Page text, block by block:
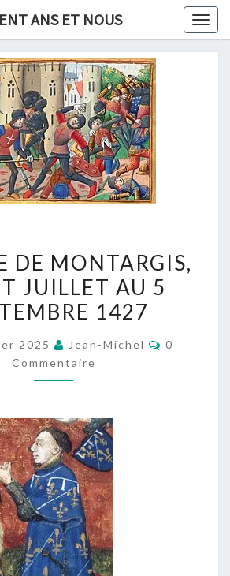
ANS ET NOUS
SIÈGE
MONTARGIS,
JUILLET
SEPTEMBRE
1427
DE MONTARGIS,
JUILLET AU 5
1427
2025 Jean-Michel
0
Commentaire